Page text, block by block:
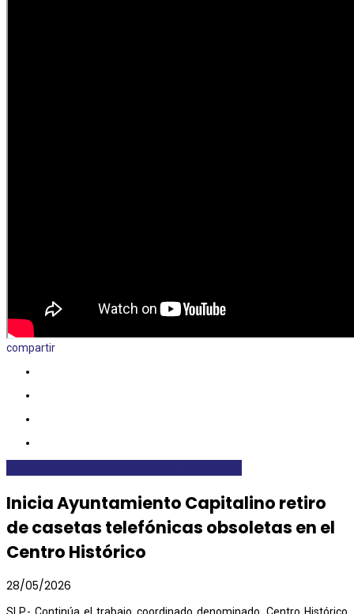
compartir
Inicia Ayuntamiento Capitalino retiro
de casetas telefónicas obsoletas en el
Centro Histórico
28/05/2026